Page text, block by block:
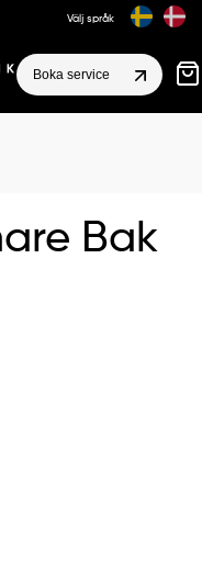
Välj språk
Boka service
Bak